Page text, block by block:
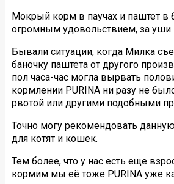
Мокрый корм в паучах и паштет в
огромным удовольствием, за уши
Бывали ситуации, когда Милка
баночку паштета от другого
пол часа-час могла вырвать
кормлении PURINA ни разу не
рвотой или другими подобными
Точно могу рекомендовать
для котят и кошек.
Тем более, что у нас есть еще
кормим мы её тоже PURINA уже